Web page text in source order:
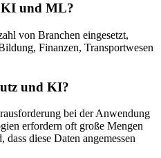
KI und ML?
von Branchen eingesetzt,
Finanzen, Transportwesen
und KI?
bei der Anwendung
erfordern oft große Mengen
dass diese Daten angemessen